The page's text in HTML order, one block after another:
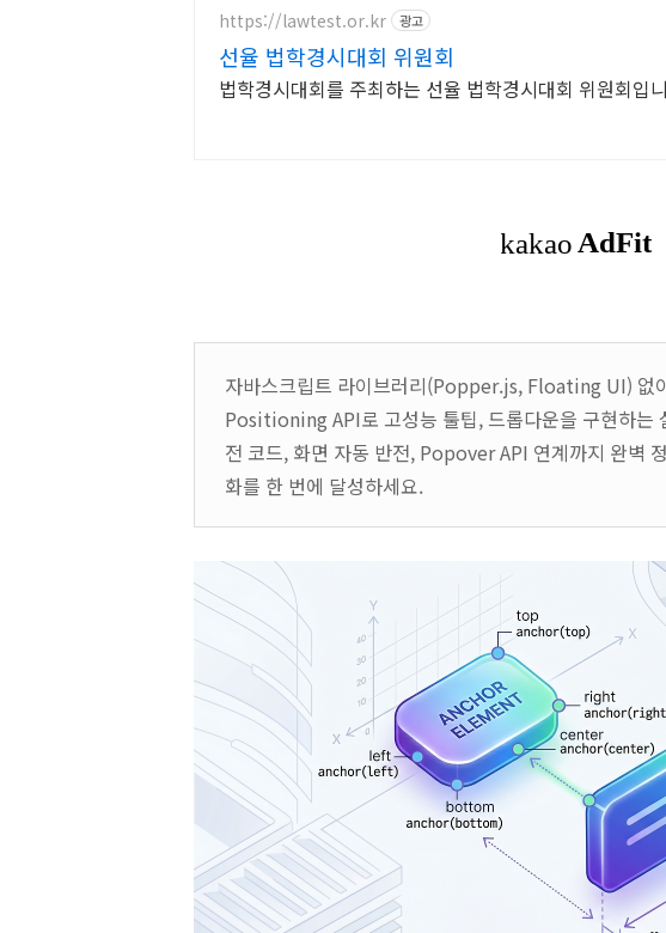
https://lawtest.or.kr 광고
선율 법학경시대회 위원회
법학경시대회를 주최하는 선율 법학경시대회 위원회입
자바스크립트 라이브러리(Popper.js, Floating UI) 없
Positioning API로 고성능 툴팁, 드롭다운을 구현하는
전 코드, 화면 자동 반전, Popover API 연계까지 완벽
화를 한 번에 달성하세요.